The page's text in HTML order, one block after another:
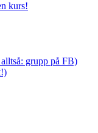
kurs!
grupp på FB)